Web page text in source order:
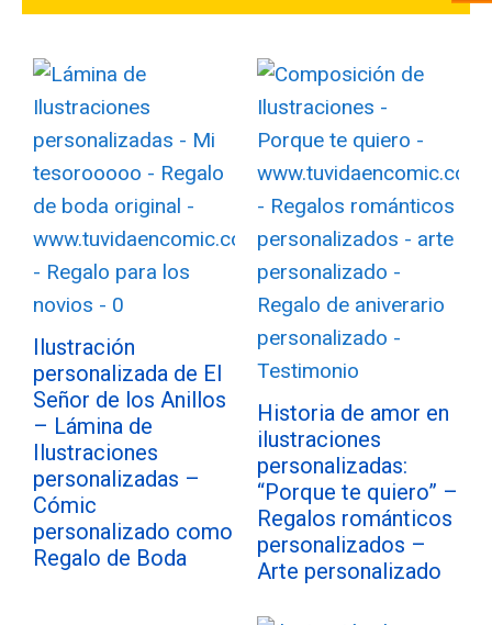
Ilustración
personalizada de El
Señor de los Anillos
– Lámina de
Ilustraciones
personalizadas –
Cómic
personalizado como
Regalo de Boda
Historia de amor en
ilustraciones
personalizadas:
“Porque te quiero” –
Regalos románticos
personalizados –
Arte personalizado